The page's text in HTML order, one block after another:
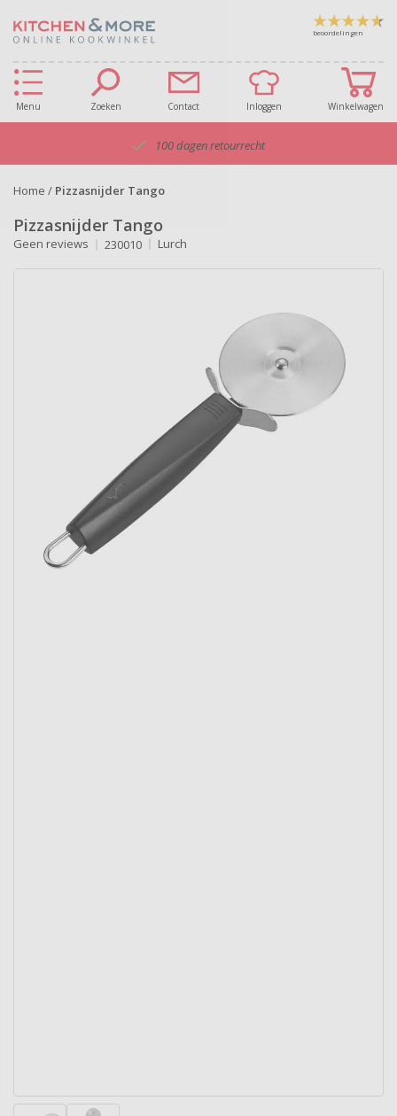
beoordelingen
Menu Zoeken Contact Inloggen Winkelwagen
100 dagen retourrecht
Home / Pizzasnijder Tango
Pizzasnijder Tango
Geen reviews 230010 Lurch